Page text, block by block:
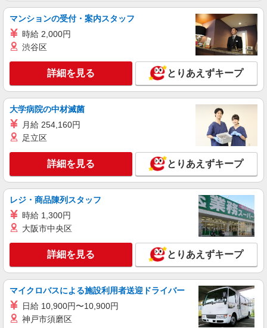
アルバイト パート 派遣社員 紹介予定派遣
日研トータルソーシング株式会社 メディカルケア事業部/博多オフィ
ス
介護スタッフ／資格あり or 経験者
時給1,320円〜1,400円 ◆無資格・経験者：時
給1,320円〜 ◆初任者研修・未経験：時給1,320
円〜 ◆初任者研修・経験者：時給1,350円〜 ◆介
給与幅は経験・能力による ★週払いOK（規定あ
り）
鉄七隈線「薬院大通」駅 ★勤務地は3000ヶ所以上
★ 自宅から通いやすいエリアなど、お好きな勤務
地をお選び下さい！！
詳細を見る
（株）ウィルオブ・ワークCW 福岡支店/ms400101
高齢者向けマンションstaff
時給1400円 ◆前払い・日払い・週払いOK
キープ 詳細を見る
派遣社員
株式会社kotrio /●FK-H-1981334
六本松駅｜シニア向けマンションでの生活サポ
ート・フロアの巡回
時給1450円〜2062円 ＜日払い有/週払い有/交
マンションの受付・案内スタッフ
時給 2,000円
渋谷区
詳細を見る とりあえずキープ
大学病院の中材滅菌
月給 254,160円
足立区
詳細を見る とりあえずキープ
レジ・商品陳列スタッフ
時給 1,300円
大阪市中央区
詳細を見る とりあえずキープ
マイクロバスによる施設利用者送迎ドライバー
日給 10,900円〜10,900円
神戸市須磨区